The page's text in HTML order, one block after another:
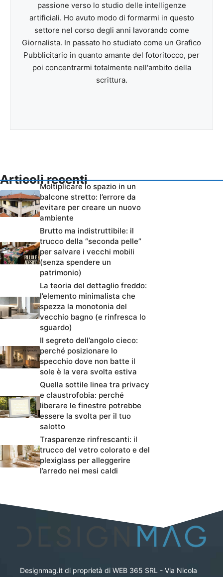
passione verso lo studio delle intelligenze
artificiali. Ho avuto modo di formarmi in questo
settore nel corso degli anni lavorando come
Giornalista. In passato ho studiato come un Grafico
Pubblicitario in quanto amante del fotoritocco, per
poi concentrarmi totalmente nell'ambito della
scrittura.
Articoli recenti
Moltiplicare lo spazio in un
balcone stretto: l’errore da
evitare per creare un nuovo
ambiente
Brutto ma indistruttibile: il
trucco della “seconda pelle”
per salvare i vecchi mobili
(senza spendere un
patrimonio)
La teoria del dettaglio freddo:
l’elemento minimalista che
spezza la monotonia del
vecchio bagno (e rinfresca lo
sguardo)
Il segreto dell’angolo cieco:
perché posizionare lo
specchio dove non batte il
sole è la vera svolta estiva
Quella sottile linea tra privacy
e claustrofobia: perché
liberare le finestre potrebbe
essere la svolta per il tuo
salotto
Trasparenze rinfrescanti: il
trucco del vetro colorato e del
plexiglass per alleggerire
l’arredo nei mesi caldi
Designmag.it di proprietà di WEB 365 SRL - Via Nicola